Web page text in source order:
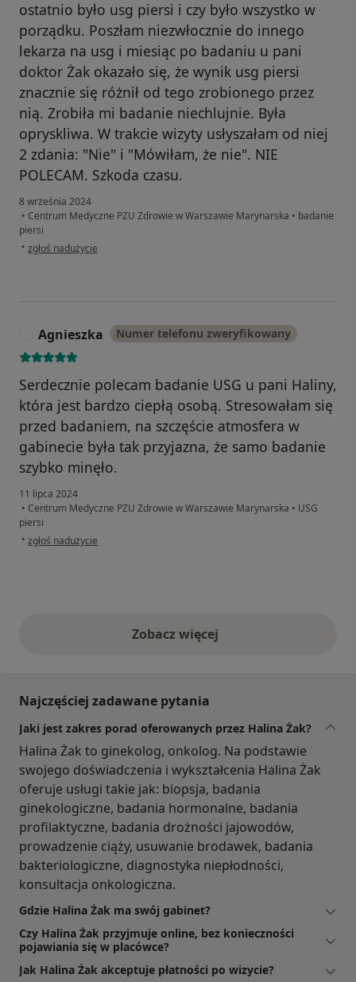
ostatnio było usg piersi i czy było wszystko w
porządku. Poszłam niezwłocznie do innego
lekarza na usg i miesiąc po badaniu u pani
doktor Żak okazało się, że wynik usg piersi
znacznie się różnił od tego zrobionego przez
nią. Zrobiła mi badanie niechlujnie. Była
opryskliwa. W trakcie wizyty usłyszałam od niej
2 zdania: "Nie" i "Mówiłam, że nie". NIE
POLECAM. Szkoda czasu.
8 września 2024
• Centrum Medyczne PZU Zdrowie w Warszawie Marynarska • badanie
piersi
• w opinii użytkownika MAŁGORZATA
zgłoś nadużycie
Agnieszka Numer telefonu zweryfikowany
Serdecznie polecam badanie USG u pani Haliny,
która jest bardzo ciepłą osobą. Stresowałam się
przed badaniem, na szczęście atmosfera w
gabinecie była tak przyjazna, że samo badanie
szybko minęło.
11 lipca 2024
• Centrum Medyczne PZU Zdrowie w Warszawie Marynarska • USG
piersi
• w opinii użytkownika Agnieszka
zgłoś nadużycie
Zobacz więcejopinie powyżej
Najczęściej zadawane pytania
Jaki jest zakres porad oferowanych przez Halina Żak?
Halina Żak to ginekolog, onkolog. Na podstawie
swojego doświadczenia i wykształcenia Halina Żak
oferuje usługi takie jak: biopsja, badania
ginekologiczne, badania hormonalne, badania
profilaktyczne, badania drożności jajowodów,
prowadzenie ciąży, usuwanie brodawek, badania
bakteriologiczne, diagnostyka niepłodności,
konsultacja onkologiczna.
Gdzie Halina Żak ma swój gabinet?
Czy Halina Żak przyjmuje online, bez konieczności
pojawiania się w placówce?
Jak Halina Żak akceptuje płatności po wizycie?